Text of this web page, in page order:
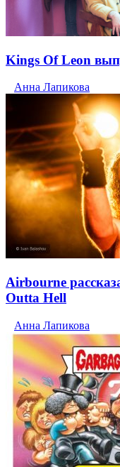
Kings Of Leon
Анна Лапикова
Airbourne
Outta Hell
Анна Лапикова